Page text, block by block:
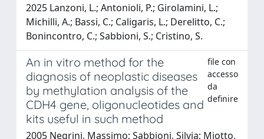
2025 Lanzoni, L.; Antonioli, P.; Girolamini, L.;
Michilli, A.; Bassi, C.; Caligaris, L.; Derelitto, C.;
Bonincontro, C.; Sabbioni, S.; Cristino, S.
An in vitro method for the
diagnosis of neoplastic diseases
by methylation analysis of the
CDH4 gene, oligonucleotides and
kits useful in such method
file con
accesso
da
definire
2005 Negrini, Massimo; Sabbioni, Silvia; Miotto,